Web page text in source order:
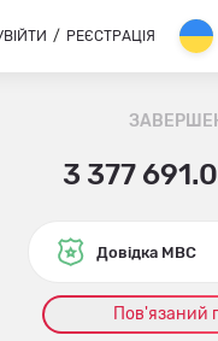
/ РЕЄСТРАЦІЯ
3 377
Довідка МВС
Пов'язаний